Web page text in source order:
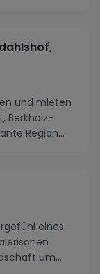
und mieten
Berkholz-
Region
eines
um